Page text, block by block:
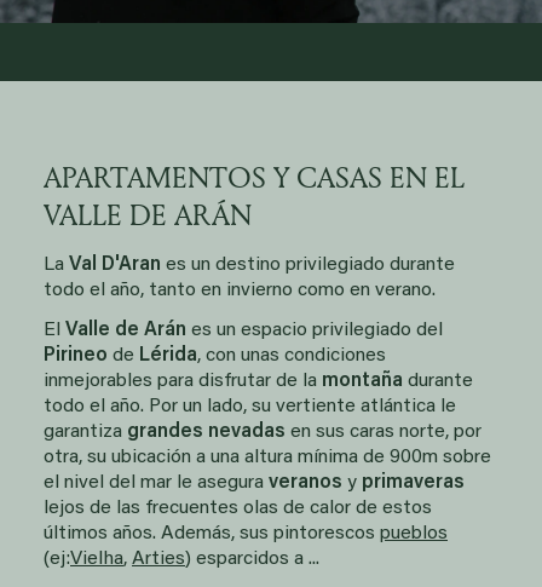
APARTAMENTOS Y CASAS EN EL
VALLE DE ARÁN
La Val D'Aran es un destino privilegiado durante
todo el año, tanto en invierno como en verano.
El Valle de Arán es un espacio privilegiado del
Pirineo de Lérida, con unas condiciones
inmejorables para disfrutar de la montaña durante
todo el año. Por un lado, su vertiente atlántica le
garantiza grandes nevadas en sus caras norte, por
otra, su ubicación a una altura mínima de 900m sobre
el nivel del mar le asegura veranos y primaveras
lejos de las frecuentes olas de calor de estos
últimos años. Además, sus pintorescos pueblos
(ej:Vielha, Arties) esparcidos a ...